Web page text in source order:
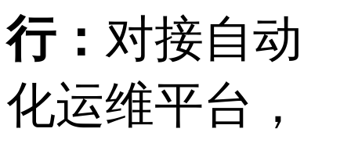
行： 对接自动
化运维平台，